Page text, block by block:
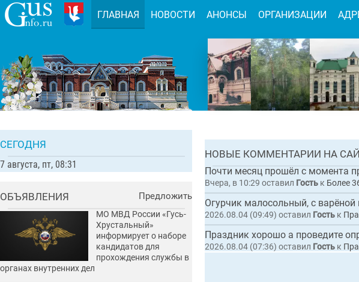
ГЛАВНАЯНОВОСТЬ
Во Владимирской
туристическому
НОВЫЕ КОММЕНТАРИИ НА
Вчера, в 10:29 оставил Гость к Более 360
2026.08.04 (09:49) оставил Гость к
Праздник хорошо а проведите
2026.08.04 (07:36) оставил Гость к
СЕГОДНЯ
7 августа, пт, 08:31
ОБЪЯВЛЕНИЯ Предложить
МО МВД России «Гусь-
Хрустальный»
информирует о наборе
кандидатов для
прохождения службы в
органах внутренних дел
ГЛАВНАЯ НОВОСТИ АНОНСЫ ОРГАНИЗАЦИИ